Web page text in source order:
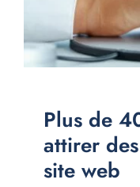
Plus de
attirer
site web